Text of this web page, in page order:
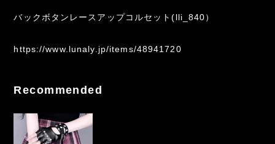
バックボタンレースアップコルセット(lli_840）
https://www.lunaly.jp/items/48941720
Recommended